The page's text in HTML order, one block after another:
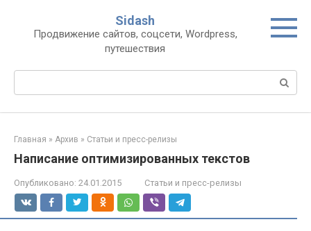
контенту
Sidash
Продвижение сайтов, соцсети, Wordpress,
путешествия
Главная » Архив » Статьи и пресс-релизы
Написание оптимизированных текстов
Опубликовано: 24.01.2015 Статьи и пресс-релизы